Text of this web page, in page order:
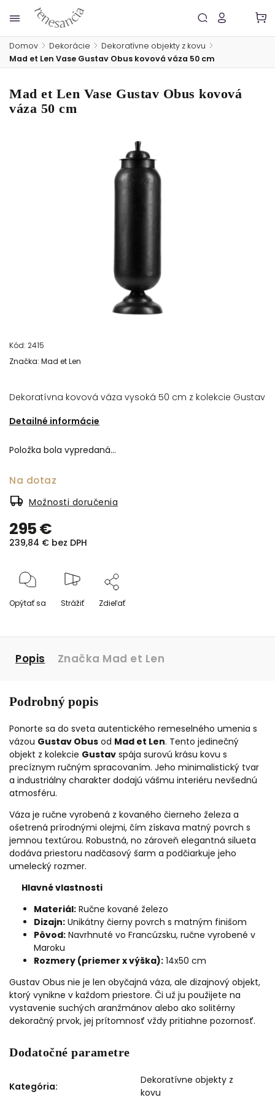
Domov / Dekorácie / Dekoratívne objekty z kovu /
Mad et Len Vase Gustav Obus kovová váza 50 cm
Mad et Len Vase Gustav Obus kovová
váza 50 cm
Kód: 2415
Dekoratívna kovová váza vysoká 50 cm z kolekcie Gustav
Detailné informácie
Značka: Mad et Len
Položka bola vypredaná…
295 €
239,84 € bez DPH
Na dotaz
Možnosti doručenia
Opýtať sa Strážiť Zdieľať
Popis Značka Mad et Len
Podrobný popis
Ponorte sa do sveta autentického remeselného umenia s
vázou Gustav Obus od Mad et Len. Tento jedinečný
objekt z kolekcie Gustav spája surovú krásu kovu s
precíznym ručným spracovaním. Jeho minimalistický tvar
a industriálny charakter dodajú vášmu interiéru nevšednú
atmosféru.
Váza je ručne vyrobená z kovaného čierneho železa a
ošetrená prírodnými olejmi, čím získava matný povrch s
jemnou textúrou. Robustná, no zároveň elegantná silueta
dodáva priestoru nadčasový šarm a podčiarkuje jeho
umelecký rozmer.
Hlavné vlastnosti
Materiál: Ručne kované železo
Dizajn: Unikátny čierny povrch s matným finišom
Pôvod: Navrhnuté vo Francúzsku, ručne vyrobené v
Maroku
Rozmery (priemer x výška): 14x50 cm
Gustav Obus nie je len obyčajná váza, ale dizajnový objekt,
ktorý vynikne v každom priestore. Či už ju použijete na
vystavenie suchých aranžmánov alebo ako solitérny
dekoračný prvok, jej prítomnosť vždy pritiahne pozornosť.
Dodatočné parametre
Kategória:
Dekoratívne objekty z
kovu